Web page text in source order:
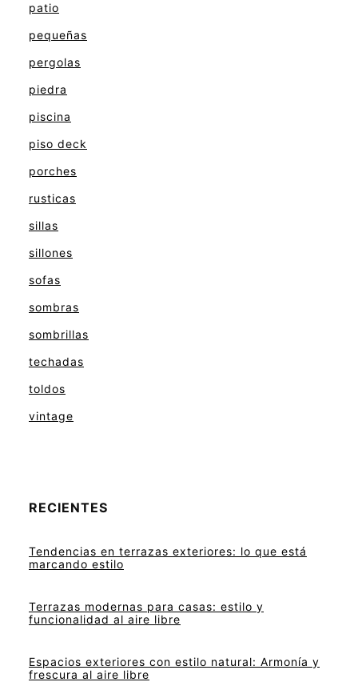
patio
pequeñas
pergolas
piedra
piscina
piso deck
porches
rusticas
sillas
sillones
sofas
sombras
sombrillas
techadas
toldos
vintage
RECIENTES
Tendencias en terrazas exteriores: lo que está
marcando estilo
Terrazas modernas para casas: estilo y
funcionalidad al aire libre
Espacios exteriores con estilo natural: Armonía y
frescura al aire libre